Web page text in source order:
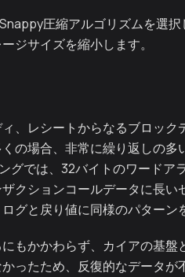
圧縮アルゴリズムを選
ジサイズを縮小します。
、レシートからなるブロック
の場合、非常に繰り返しの多
グでは、32バイトのワード
クションコールデータに長
グと戻り値に同様のパターン
もかかわらず、カイアの基
ったため、反復的なデータが